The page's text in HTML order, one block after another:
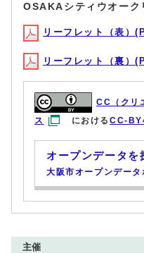
OSAKAシティウオーク
リーフレット（表）
リーフレット（裏）
CC（クリ
ス
におけるCC-
オープンデータを
大阪市オープンデータ
主催